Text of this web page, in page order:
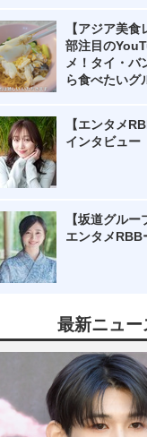
【アジア美
部注目の
メ！タイ・バ
ら食べたいグ
【エンタメ
インタビュー
【坂道グル
エンタメRBB
最新ニュー